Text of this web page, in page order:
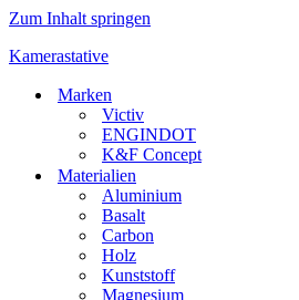
Zum Inhalt springen
Kamerastative
Marken
Victiv
ENGINDOT
K&F Concept
Materialien
Aluminium
Basalt
Carbon
Holz
Kunststoff
Magnesium